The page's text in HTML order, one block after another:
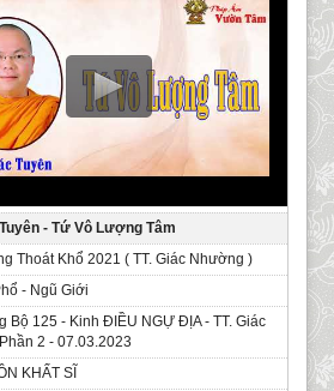
- Tứ Vô Lượng Tâm
Thoát Khổ 2021 ( TT. Giác Nhường )
- Ngũ Giới
Bộ 125 - Kinh ÐIỀU NGỰ ĐỊA - TT. Giác
2 - 07.03.2023
KHẤT SĨ